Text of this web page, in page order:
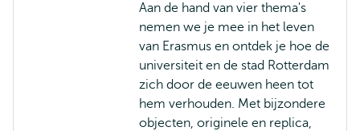
Aan de hand van vier thema's
nemen we je mee in het leven
van Erasmus en ontdek je hoe de
universiteit en de stad Rotterdam
zich door de eeuwen heen tot
hem verhouden. Met bijzondere
objecten, originele en replica,